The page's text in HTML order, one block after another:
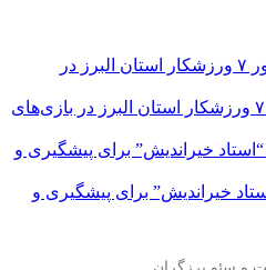
۲ مدال برنز نتیجه حضور ۷ ورزشکار استان البرز در بازی‌های
خیراندیش” برای پیشگیری و